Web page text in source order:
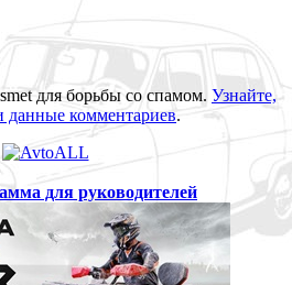
для борьбы со спамом. Узнайте,
данные комментариев.
для руководителей